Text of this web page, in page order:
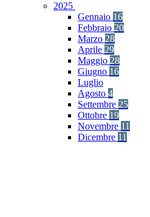
2025
Gennaio 16
Febbraio 20
Marzo 28
Aprile 29
Maggio 28
Giugno 16
Luglio
Agosto 4
Settembre 25
Ottobre 19
Novembre 11
Dicembre 11